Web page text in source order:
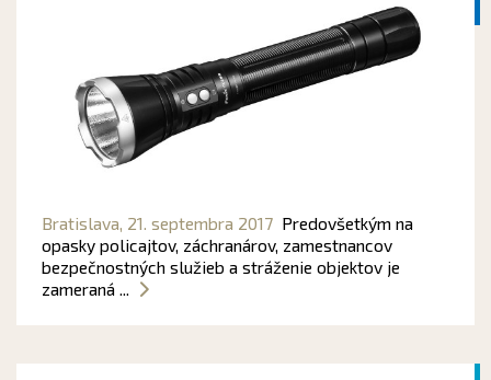
Bratislava, 21. septembra 2017 Predovšetkým na
opasky policajtov, záchranárov, zamestnancov
bezpečnostných služieb a stráženie objektov je
zameraná ...